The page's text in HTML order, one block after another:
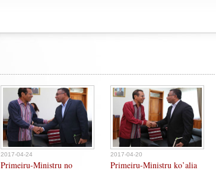
2017-04-24
Primeiru-Ministru no
2017-04-20
Primeiru-Ministru ko’alia